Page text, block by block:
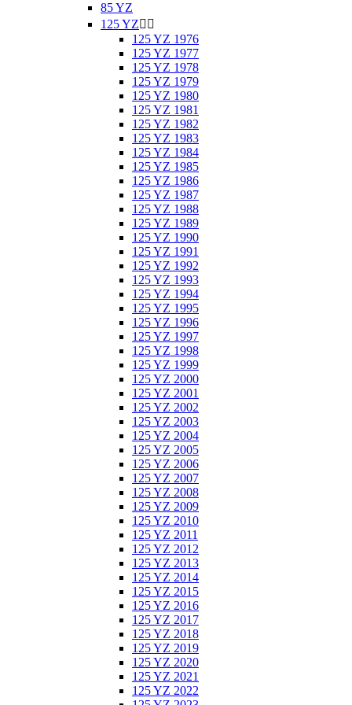
85 YZ
125 YZ 
125 YZ 1976
125 YZ 1977
125 YZ 1978
125 YZ 1979
125 YZ 1980
125 YZ 1981
125 YZ 1982
125 YZ 1983
125 YZ 1984
125 YZ 1985
125 YZ 1986
125 YZ 1987
125 YZ 1988
125 YZ 1989
125 YZ 1990
125 YZ 1991
125 YZ 1992
125 YZ 1993
125 YZ 1994
125 YZ 1995
125 YZ 1996
125 YZ 1997
125 YZ 1998
125 YZ 1999
125 YZ 2000
125 YZ 2001
125 YZ 2002
125 YZ 2003
125 YZ 2004
125 YZ 2005
125 YZ 2006
125 YZ 2007
125 YZ 2008
125 YZ 2009
125 YZ 2010
125 YZ 2011
125 YZ 2012
125 YZ 2013
125 YZ 2014
125 YZ 2015
125 YZ 2016
125 YZ 2017
125 YZ 2018
125 YZ 2019
125 YZ 2020
125 YZ 2021
125 YZ 2022